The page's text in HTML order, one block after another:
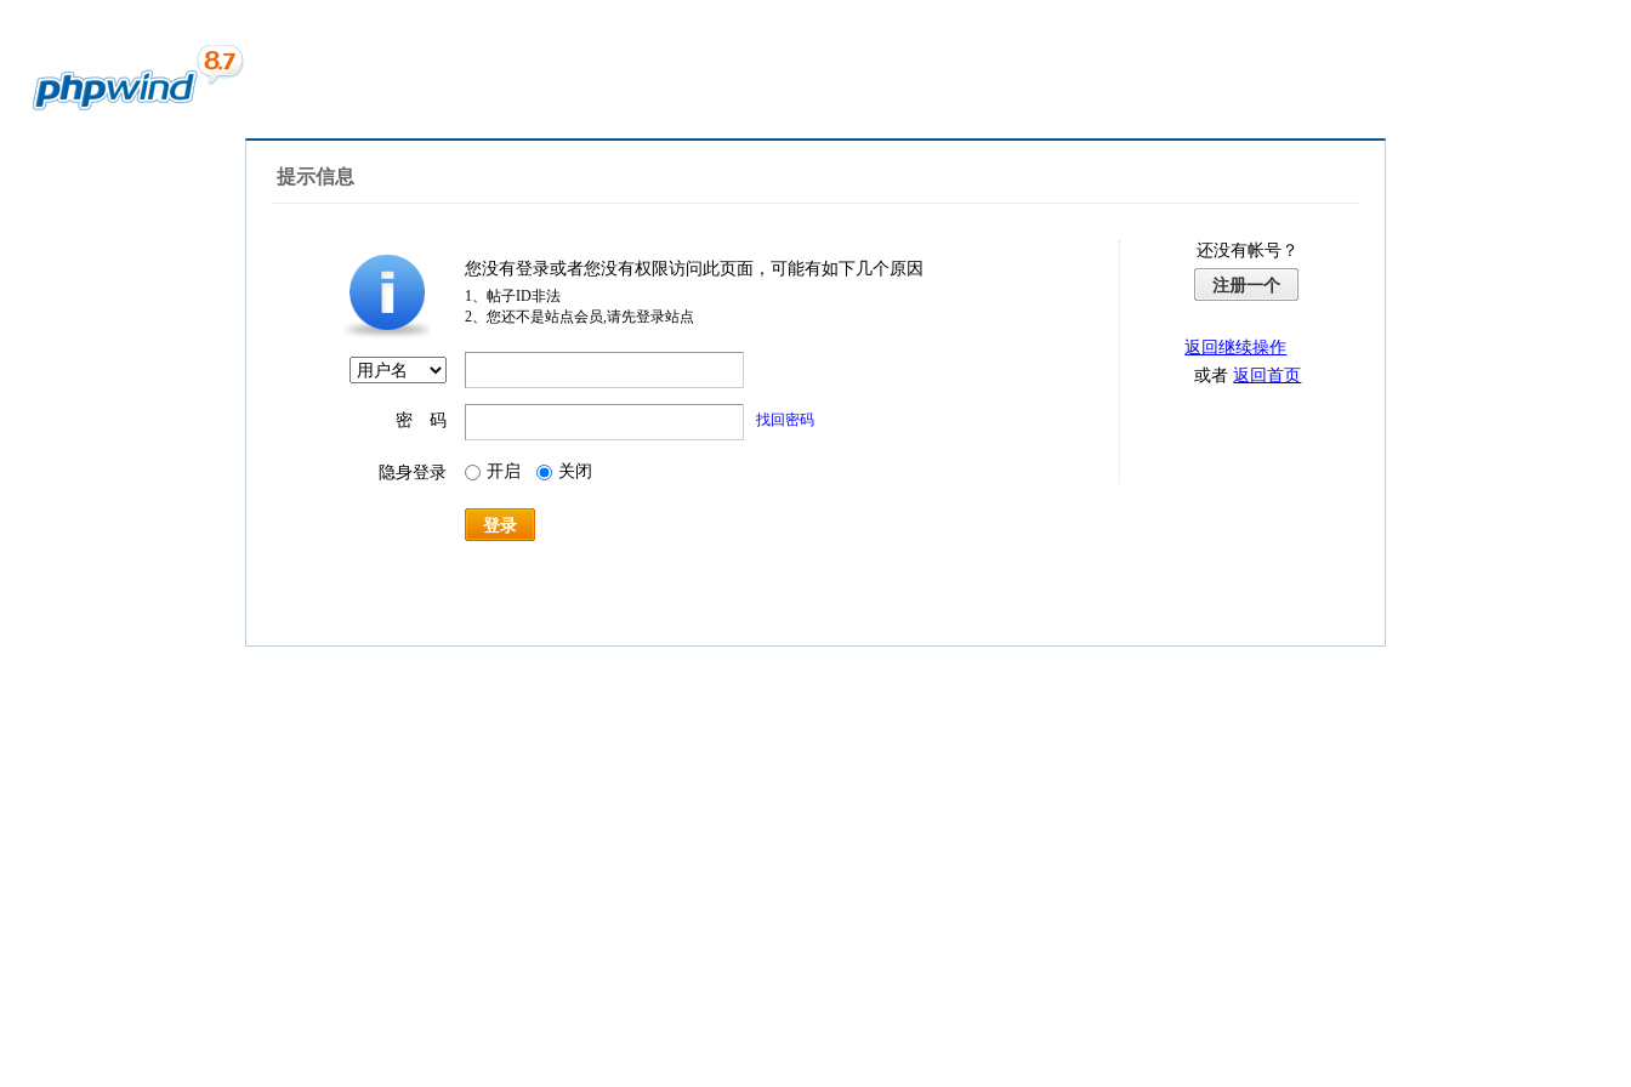
提示信息
您没有登录或者您没有权限访问此页面，可能有如下几个原因
1、帖子ID非法
2、您还不是站点会员,请先登录站点
密 码 找回密码
隐身登录 开启 关闭
登录
还没有帐号？
注册一个
返回继续操作
或者返回首页